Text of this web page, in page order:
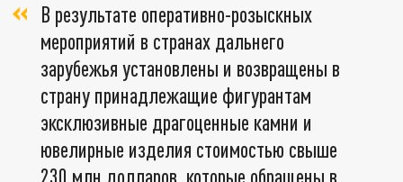
В результате оперативно-розыскных
мероприятий в странах дальнего
зарубежья установлены и возвращены в
страну принадлежащие фигурантам
эксклюзивные драгоценные камни и
ювелирные изделия стоимостью свыше
230 млн долларов, которые обращены в